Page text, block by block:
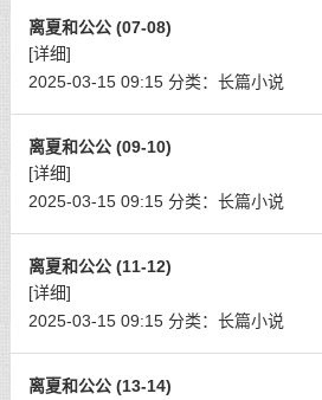
离夏和公公 (07-08)
[详细]
2025-03-15 09:15 分类： 长篇小说
离夏和公公 (09-10)
[详细]
2025-03-15 09:15 分类： 长篇小说
离夏和公公 (11-12)
[详细]
2025-03-15 09:15 分类： 长篇小说
离夏和公公 (13-14)